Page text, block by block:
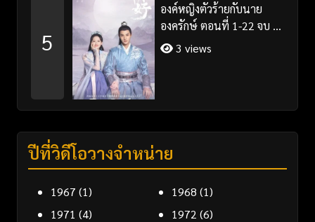
5
องค์หญิงตัวร้ายกับนาย
องครักษ์ ตอนที่ 1-22 จบ ซับ
ไทย3 views
ปีที่วิดีโอวางจำหน่าย
1967 (1) 1968 (1)
1971 (4) 1972 (6)